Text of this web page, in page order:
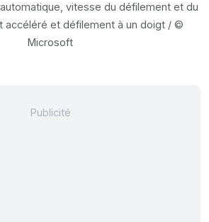
vitesse du défilement et du
accéléré et défilement à un doigt / ©
Microsoft